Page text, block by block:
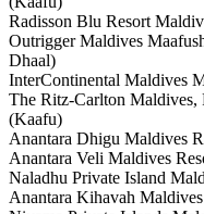
Radisson Blu Resort
Outrigger Maldives
Dhaal)
InterContinental Maldives
The Ritz-Carlton Maldives,
(Kaafu)
Anantara Dhigu Maldives
Anantara Veli Maldives
Naladhu Private Island
Anantara Kihavah